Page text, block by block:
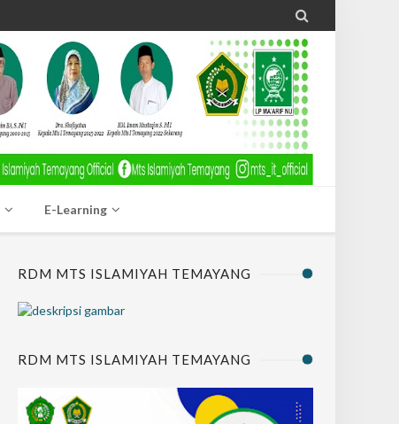

E-Learning
RDM MTS ISLAMIYAH TEMAYANG
RDM MTS ISLAMIYAH TEMAYANG